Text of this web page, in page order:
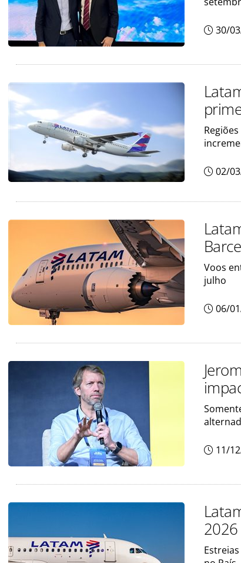
30/
02/
Voos
julho
06/
11/
2026